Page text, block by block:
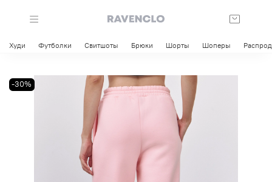
Худи Футболки Свитшоты Брюки Шорты Шоперы
-30%